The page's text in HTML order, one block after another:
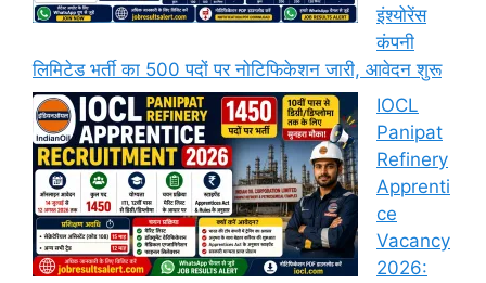
इंश्योरेंस
कंपनी
लिमिटेड भर्ती का 500 पदों पर नोटिफिकेशन जारी, आवेदन शुरू
IOCL
Panipat
Refinery
Apprenti
ce
Vacancy
2026: